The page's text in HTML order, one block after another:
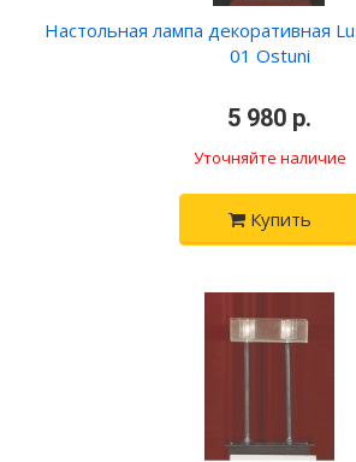
Настольная лампа декоративная
01 Ostuni
5 980 р.
Уточняйте наличие
Купить